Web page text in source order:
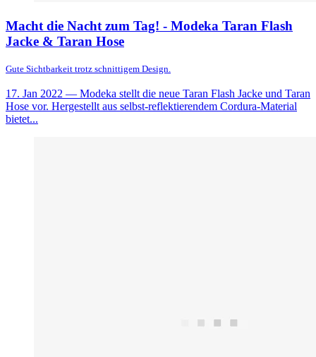
Macht die Nacht zum Tag! - Modeka Taran Flash
Jacke & Taran Hose
Gute Sichtbarkeit trotz schnittigem Design.
17. Jan 2022 — Modeka stellt die neue Taran Flash Jacke und Taran
Hose vor. Hergestellt aus selbst-reflektierendem Cordura-Material
bietet...